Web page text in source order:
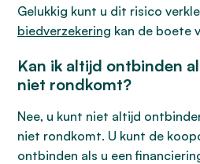
Gelukkig kunt u dit risico
biedverzekering kan de boete
Kan ik altijd ontbinden
niet rondkomt?
Nee, u kunt niet altijd
niet rondkomt. U kunt de
ontbinden als u een